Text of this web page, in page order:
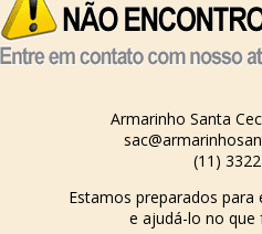
Armarinho Santa
(11)
Estamos preparados para
e ajudá-lo no que